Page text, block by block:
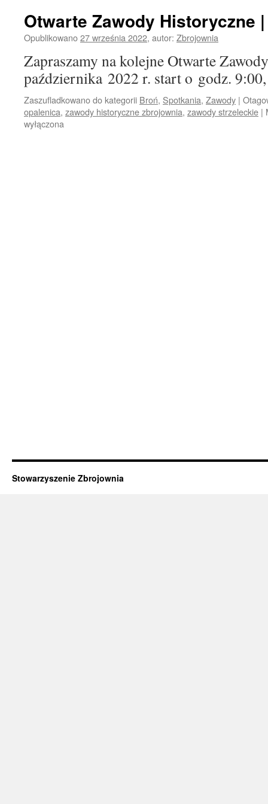
Otwarte Zawody Historyczne
Opublikowano27 września 2022, autor: Zbrojownia
Zapraszamy na kolejne Otwarte
października 2022 r. start o godz.
Zaszufladkowano do kategorii Broń, Spotkania, Zawody |
opalenica, zawody historyczne zbrojownia, zawody strzeleckie |
wyłączona
Stowarzyszenie Zbrojownia